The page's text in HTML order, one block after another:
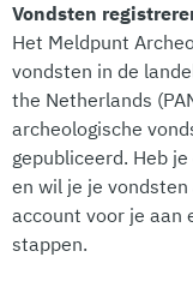
Vondsten
Het Meldpunt
vondsten in de
the Netherlands
archeologische
gepubliceerd. Heb
en wil je je
account voor je aan
stappen.